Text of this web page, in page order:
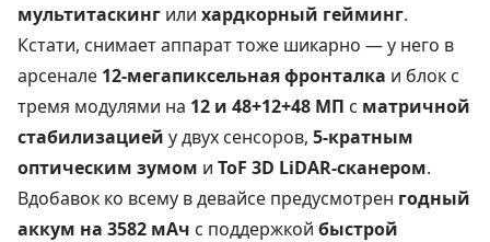
мультитаскинг или хардкорный гейминг.
Кстати, снимает аппарат тоже шикарно — у него в
арсенале 12-мегапиксельная фронталка и блок с
тремя модулями на 12 и 48+12+48 МП с матричной
стабилизацией у двух сенсоров, 5-кратным
оптическим зумом и ToF 3D LiDAR-сканером.
Вдобавок ко всему в девайсе предусмотрен годный
аккум на 3582 мАч с поддержкой быстрой